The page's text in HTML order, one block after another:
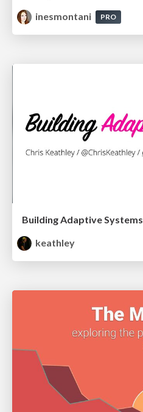
inesmontani
PRO
Building Adaptive Systems
keathley